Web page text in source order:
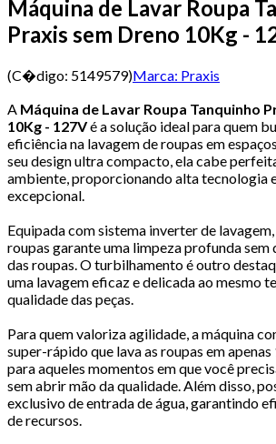
Máquina de Lavar Roupa
Praxis sem Dreno 10Kg -
(C�digo: 5149579)Marca: Praxis
A Máquina de Lavar Roupa Tanquinho
10Kg - 127Vé a solução ideal para quem
eficiência na lavagem de roupas em
seu design ultra compacto, ela cabe
ambiente, proporcionando alta tecnologia
excepcional.
Equipada com sistema inverter de
roupas garante uma limpeza profunda
das roupas. O turbilhamento é outro
uma lavagem eficaz e delicada ao mesmo
qualidade das peças.
Para quem valoriza agilidade, a máquina
super-rápido que lava as roupas em
para aqueles momentos em que você
sem abrir mão da qualidade. Além disso,
exclusivo de entrada de água, garantindo
de recursos.